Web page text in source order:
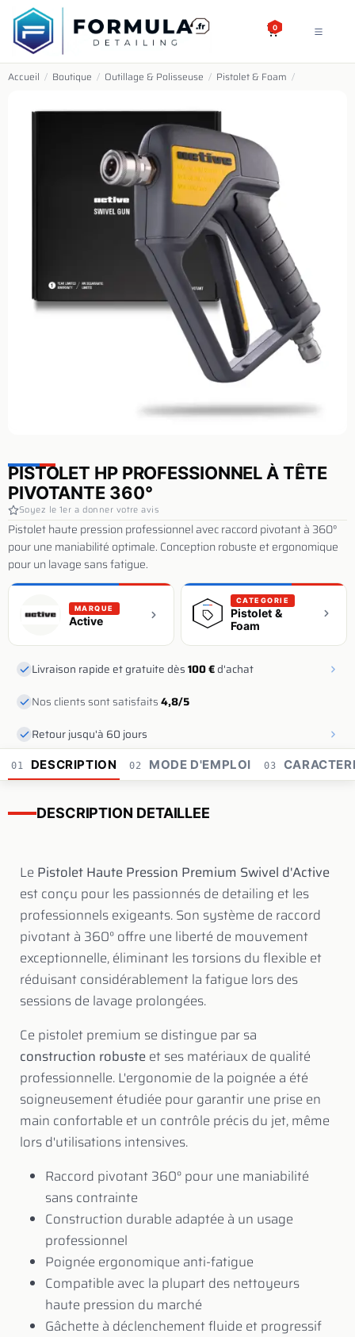
SE RENDRE AU CONTENU
0
Accueil / Boutique / Outillage & Polisseuse / Pistolet & Foam /
PISTOLET HP PROFESSIONNEL À TÊTE
PIVOTANTE 360°
Soyez le 1er a donner votre avis
Pistolet haute pression professionnel avec raccord pivotant à 360°
pour une maniabilité optimale. Conception robuste et ergonomique
pour un lavage sans fatigue.
MARQUE
Active
CATEGORIE
Pistolet &
Foam
Livraison rapide et gratuite dès100 €d'achat
Nos clients sont satisfaits4,8/5
Retour jusqu'à 60 jours
01 DESCRIPTION 02 MODE D'EMPLOI 03
DESCRIPTION DETAILLEE
Le Pistolet Haute Pression Premium Swivel d'Active
est conçu pour les passionnés de detailing et les
professionnels exigeants. Son système de raccord
pivotant à 360° offre une liberté de mouvement
exceptionnelle, éliminant les torsions du flexible et
réduisant considérablement la fatigue lors des
sessions de lavage prolongées.
Ce pistolet premium se distingue par sa
construction robusteet ses matériaux de qualité
professionnelle. L'ergonomie de la poignée a été
soigneusement étudiée pour garantir une prise en
main confortable et un contrôle précis du jet, même
lors d'utilisations intensives.
Raccord pivotant 360° pour une maniabilité
sans contrainte
Construction durable adaptée à un usage
professionnel
Poignée ergonomique anti-fatigue
Compatible avec la plupart des nettoyeurs
haute pression du marché
Gâchette à déclenchement fluide et progressif